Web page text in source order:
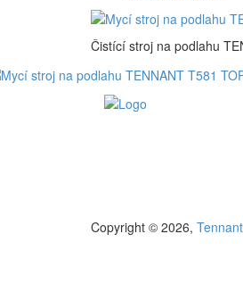
Čistící stroj na podlahu
Copyright © 2026,